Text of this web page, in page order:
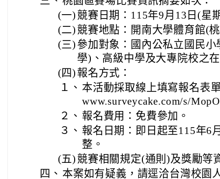
(一) 競賽日期：115年9月13日(星
(二) 競賽地點：開南大學體育館(
(三) 參加對象：國內公私立國民
學)、高級中學及大專院校之
(四) 報名方式：
１、 本活動採取線上填寫報名表
www.surveycake.com/s/
２、 報名費用：免費參加。
３、 報名日期：即日起至115年6
整。
(五) 競賽相關規定(通則)及獎勵等
四、 本案如有疑義，請逕洽台灣校園